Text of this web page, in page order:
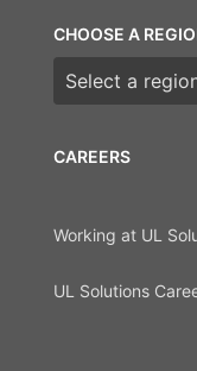
CAREERS
Working at UL
UL Solutions
CHOOSE A
Choose a region